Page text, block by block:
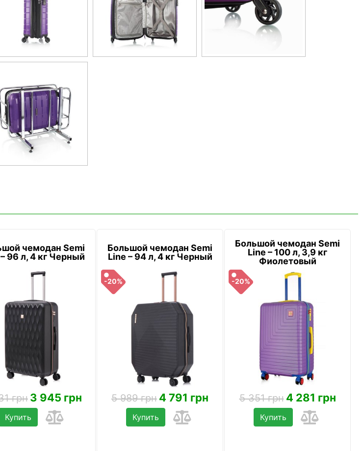
чемодан Semi
96 л, 4 кг Черный
грн 3 945 грн
Купить
Большой чемодан Semi
Line – 94 л, 4 кг Черный
-20%
5 989 грн 4 791 грн
Купить
Большой чемодан Semi
Line – 100 л, 3,9 кг
Фиолетовый
-20%
5 351 грн 4 281 грн
Купить